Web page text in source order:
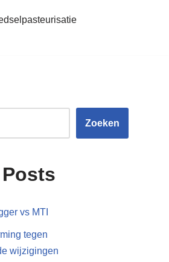
Zoeken
vs MTI
tegen
wijzigingen